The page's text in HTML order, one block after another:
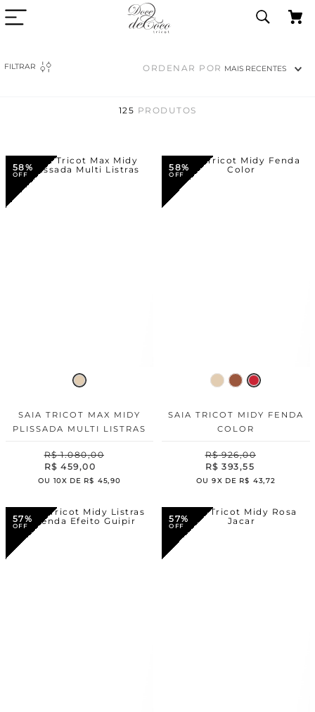
ORDENAR POR MAIS RECENTES
FILTRAR
125 PRODUTOS
58%
SAIA TRICOT MAX MIDY
PLISSADA MULTI LISTRAS
R$ 1.080,00
R$ 459,00
OU 10X DE R$ 45,90
58%
SAIA TRICOT MIDY FENDA
COLOR
R$ 926,00
R$ 393,55
OU 9X DE R$ 43,72
57% 57%